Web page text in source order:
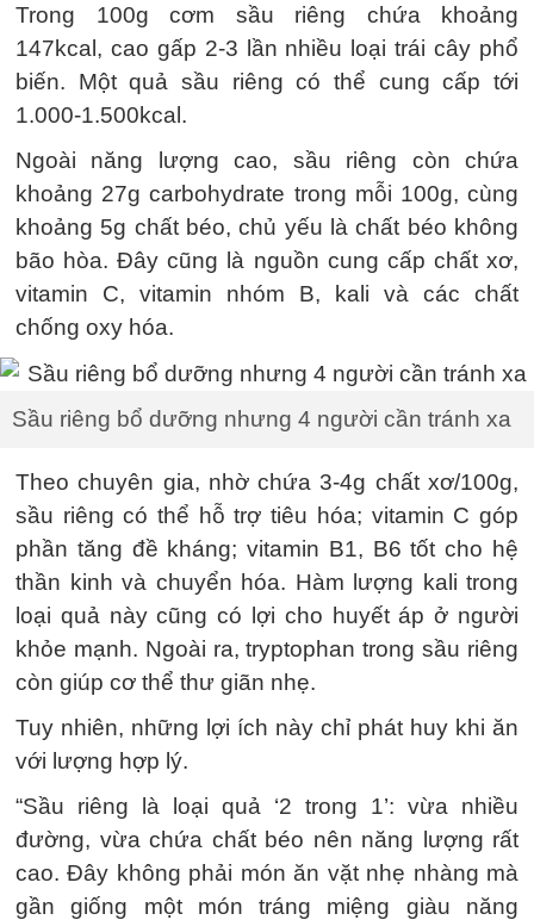
Trong 100g cơm sầu riêng chứa khoảng
147kcal, cao gấp 2-3 lần nhiều loại trái cây phổ
biến. Một quả sầu riêng có thể cung cấp tới
1.000-1.500kcal.
Ngoài năng lượng cao, sầu riêng còn chứa
khoảng 27g carbohydrate trong mỗi 100g, cùng
khoảng 5g chất béo, chủ yếu là chất béo không
bão hòa. Đây cũng là nguồn cung cấp chất xơ,
vitamin C, vitamin nhóm B, kali và các chất
chống oxy hóa.
Sầu riêng bổ dưỡng nhưng 4 người cần tránh xa
Theo chuyên gia, nhờ chứa 3-4g chất xơ/100g,
sầu riêng có thể hỗ trợ tiêu hóa; vitamin C góp
phần tăng đề kháng; vitamin B1, B6 tốt cho hệ
thần kinh và chuyển hóa. Hàm lượng kali trong
loại quả này cũng có lợi cho huyết áp ở người
khỏe mạnh. Ngoài ra, tryptophan trong sầu riêng
còn giúp cơ thể thư giãn nhẹ.
Tuy nhiên, những lợi ích này chỉ phát huy khi ăn
với lượng hợp lý.
“Sầu riêng là loại quả ‘2 trong 1’: vừa nhiều
đường, vừa chứa chất béo nên năng lượng rất
cao. Đây không phải món ăn vặt nhẹ nhàng mà
gần giống một món tráng miệng giàu năng